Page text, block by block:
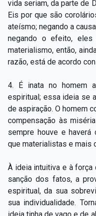
vida seriam, da parte de
Eis por que são
ateísmo; negando a
negando o efeito,
materialismo, então,
razão, está de acordo
4. É inata no homem
espiritual; essa ideia se
de aspiração. O homem
compensação às
sempre houve e
que materialistas e mais
À ideia intuitiva e à
sanção dos fatos, a
espiritual, da sua
sua individualidade.